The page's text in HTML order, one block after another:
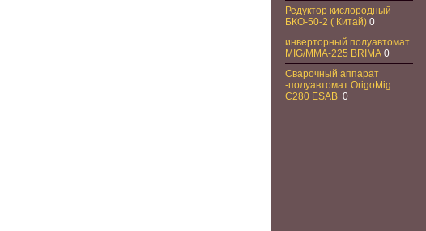
Редуктор кислородный
БКО-50-2 ( Китай) 0
инверторный полуавтомат
MIG/MMA-225 BRIMA 0
Сварочный аппарат
-полуавтомат OrigoMig
C280 ESAB 0